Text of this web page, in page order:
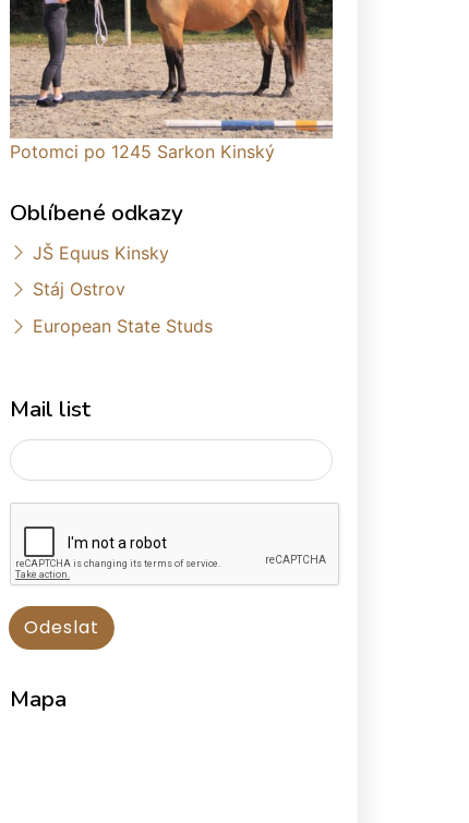
Potomci po 1245 Sarkon Kinský
Oblíbené odkazy
JŠ Equus Kinsky
Stáj Ostrov
European State Studs
Mail list
Mapa